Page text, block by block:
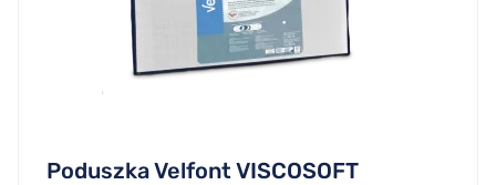
Poduszka Velfont VISCOSOFT